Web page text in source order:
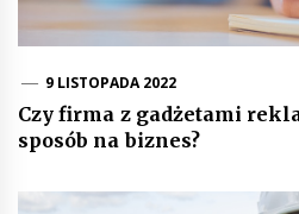
9 LISTOPADA 2022
Czy firma z gadżetami
sposób na biznes?